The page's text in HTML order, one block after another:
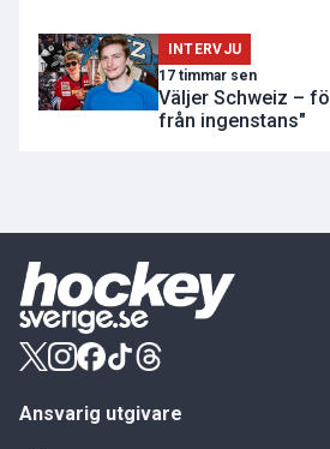
INTERVJU
17 timmar sen
Väljer Schweiz –
från ingenstans"
Ansvarig utgivare